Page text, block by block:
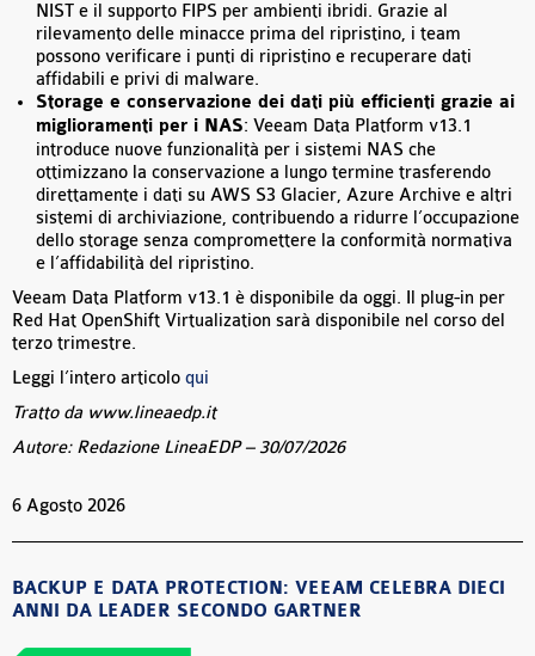
NIST e il supporto FIPS per ambienti ibridi. Grazie al
rilevamento delle minacce prima del ripristino, i team
possono verificare i punti di ripristino e recuperare dati
affidabili e privi di malware.
Storage e conservazione dei dati più efficienti grazie ai
miglioramenti per i NAS: Veeam Data Platform v13.1
introduce nuove funzionalità per i sistemi NAS che
ottimizzano la conservazione a lungo termine trasferendo
direttamente i dati su AWS S3 Glacier, Azure Archive e altri
sistemi di archiviazione, contribuendo a ridurre l’occupazione
dello storage senza compromettere la conformità normativa
e l’affidabilità del ripristino.
Veeam Data Platform v13.1 è disponibile da oggi. Il plug-in per
Red Hat OpenShift Virtualization sarà disponibile nel corso del
terzo trimestre.
Leggi l’intero articolo qui
Tratto da www.lineaedp.it
Autore: Redazione LineaEDP – 30/07/2026
6 Agosto 2026
BACKUP E DATA PROTECTION: VEEAM CELEBRA DIECI
ANNI DA LEADER SECONDO GARTNER